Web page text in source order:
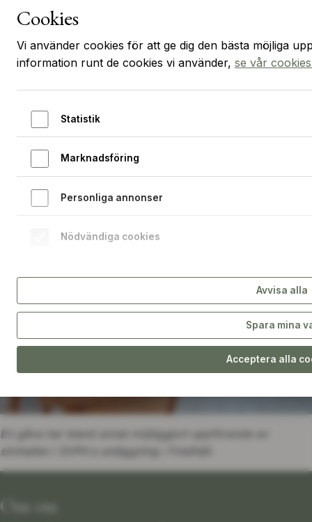
Hoppa till innehållet
von Schwerins familj. Genom generösa gåvor har SVPH
över tid kunnat ge bostad, måltid, omvårdnad och inte
minst gemenskap för våra hyresgäster.
information vänligen kontakta VD Johan Hedberg
En gåva har bland annat möjliggjort uppförande av
simhallen i SVPH:s anläggning i Fredhäll.
Om oss
Cookies
Vi använder cookies för att ge dig den bästa möjliga
information runt de cookies vi använder, se vår
Statistik
Marknadsföring
Personliga annonser
Nödvändiga cookies
Avvisa alla
Spara mina
Acceptera alla